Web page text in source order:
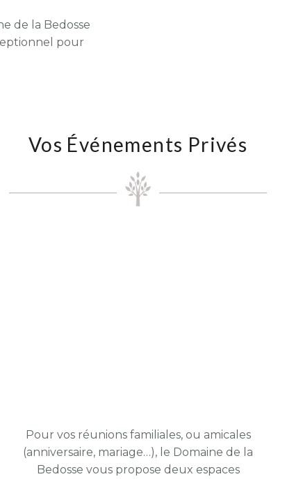
de la Bedosse
pour
Vos Événements Privés
Pour vos réunions familiales, ou amicales
(anniversaire, mariage…), le Domaine de la
Bedosse vous propose deux espaces